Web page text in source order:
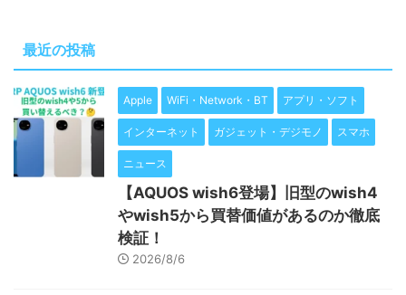
最近の投稿
Apple WiFi・Network・BT アプリ・ソフト
インターネット ガジェット・デジモノ スマホ
ニュース
【AQUOS wish6登場】旧型のwish4
やwish5から買替価値があるのか徹底
検証！
2026/8/6